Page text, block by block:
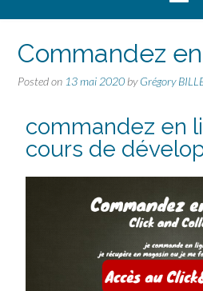
Commandez
Posted on 13 mai 2020 byGrégory
commandez en
cours de